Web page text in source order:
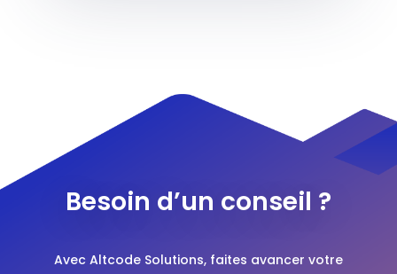
Besoin d’un conseil ?
Avec Altcode Solutions, faites avancer votre